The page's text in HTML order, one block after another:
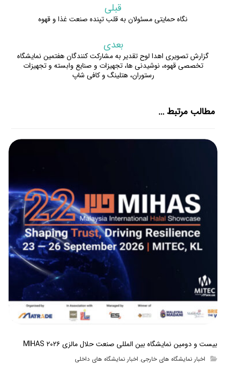
قبلی
نگاه حمایتی مسئولان به قلب تپنده صنعت غذا و قهوه
بعدی
گزارش تصویری اهدا لوح تقدیر به مشارکت کنندگان هفتمین نمایشگاه
تخصصی قهوه، نوشیدنی ها، تجهیزات و صنایع وابسته و تجهیزات
رستوران، هتلینگ و کافی شاپ
مطالب مرتبط ...
بیست و دومین نمایشگاه بین المللی صنعت حلال مالزی MIHAS ۲۰۲۶
اخبار نمایشگاه های خارجی, اخبار نمایشگاه های داخلی